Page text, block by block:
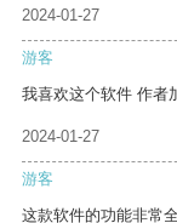
2024-01-27
游客
我喜欢这个软件 作者
2024-01-27
游客
这款软件的功能非常